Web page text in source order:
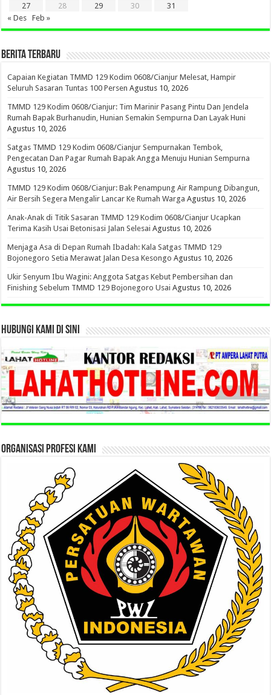
27
28 29 30
31
« Des
Feb »
BERITA TERBARU
Capaian Kegiatan TMMD 129 Kodim 0608/Cianjur Melesat, Hampir
Seluruh Sasaran Tuntas 100 Persen Agustus 10, 2026
TMMD 129 Kodim 0608/Cianjur: Tim Marinir Pasang Pintu Dan Jendela
Rumah Bapak Burhanudin, Hunian Semakin Sempurna Dan Layak Huni
Agustus 10, 2026
Satgas TMMD 129 Kodim 0608/Cianjur Sempurnakan Tembok,
Pengecatan Dan Pagar Rumah Bapak Angga Menuju Hunian Sempurna
Agustus 10, 2026
TMMD 129 Kodim 0608/Cianjur: Bak Penampung Air Rampung Dibangun,
Air Bersih Segera Mengalir Lancar Ke Rumah Warga Agustus 10, 2026
Anak-Anak di Titik Sasaran TMMD 129 Kodim 0608/Cianjur Ucapkan
Terima Kasih Usai Betonisasi Jalan Selesai Agustus 10, 2026
Menjaga Asa di Depan Rumah Ibadah: Kala Satgas TMMD 129
Bojonegoro Setia Merawat Jalan Desa Kesongo Agustus 10, 2026
Ukir Senyum Ibu Wagini: Anggota Satgas Kebut Pembersihan dan
Finishing Sebelum TMMD 129 Bojonegoro Usai Agustus 10, 2026
HUBUNGI KAMI DI SINI
ORGANISASI PROFESI KAMI